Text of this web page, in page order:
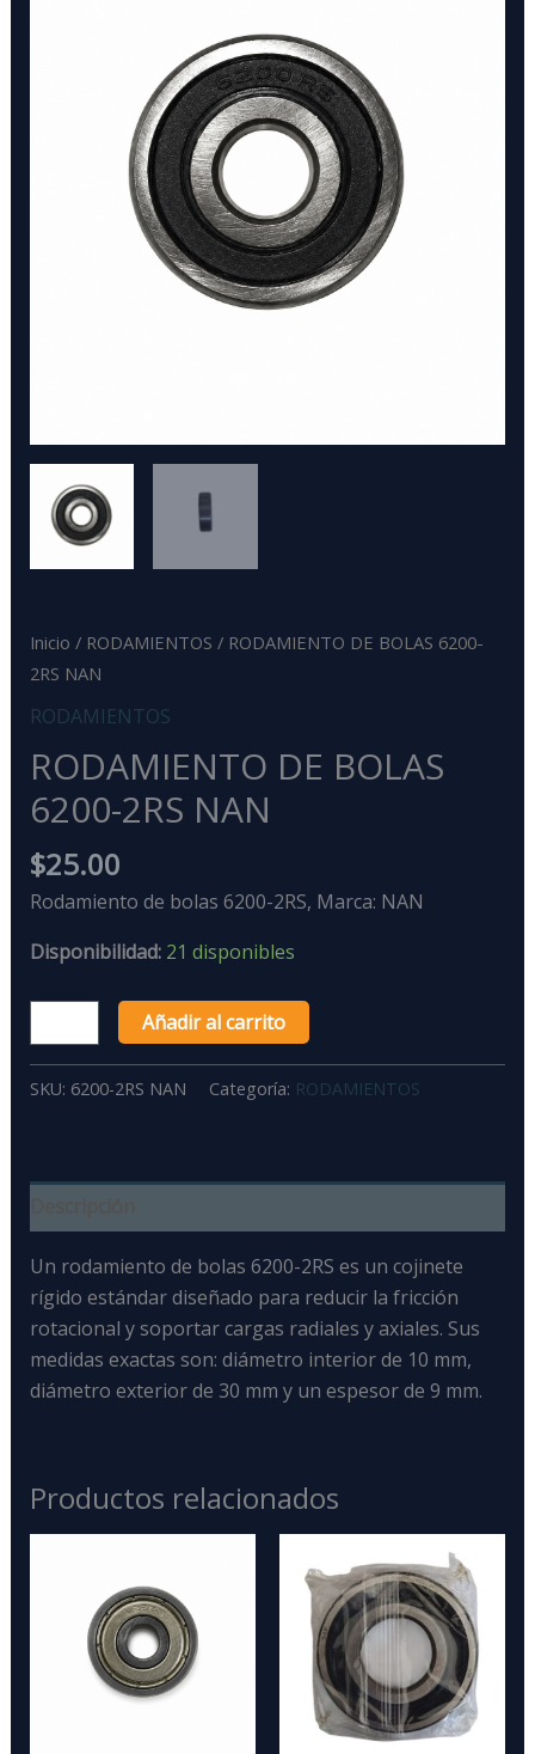
Inicio / RODAMIENTOS / RODAMIENTO DE BOLAS 6200-
2RS NAN
RODAMIENTOS
RODAMIENTO DE BOLAS
6200-2RS NAN
$25.00
Rodamiento de bolas 6200-2RS, Marca: NAN
Disponibilidad: 21 disponibles
Añadir al carrito
SKU: 6200-2RS NAN Categoría: RODAMIENTOS
Un rodamiento de bolas 6200-2RS es un cojinete
rígido estándar diseñado para reducir la fricción
rotacional y soportar cargas radiales y axiales. Sus
medidas exactas son: diámetro interior de 10 mm,
diámetro exterior de 30 mm y un espesor de 9 mm.
Productos relacionados